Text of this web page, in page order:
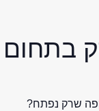
בתחום
שרק נפתח?